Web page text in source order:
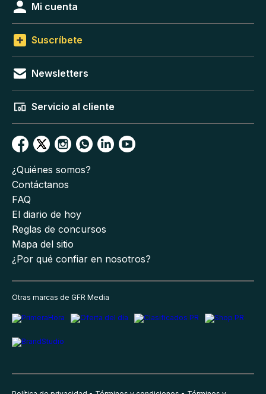
Mi cuenta
Suscríbete
Newsletters
Servicio al cliente
¿Quiénes somos?
Contáctanos
FAQ
El diario de hoy
Reglas de concursos
Mapa del sitio
¿Por qué confiar en nosotros?
Otras marcas de GFR Media